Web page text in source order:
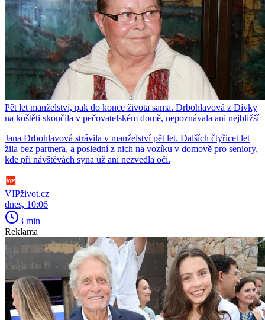
Pět let manželství, pak do konce života sama. Drbohlavová z Dívky
na koštěti skončila v pečovatelském domě, nepoznávala ani nejbližší
Jana Drbohlavová strávila v manželství pět let. Dalších čtyřicet let
žila bez partnera, a poslední z nich na vozíku v domově pro seniory,
kde při návštěvách syna už ani nezvedla oči.
VIPživot.cz
dnes, 10:06
3 min
Reklama